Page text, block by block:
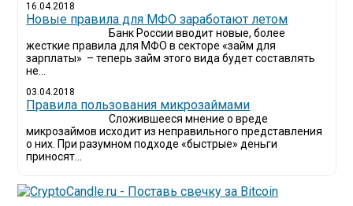
16.04.2018
Новые правила для МФО заработают летом
Банк России вводит новые, более
жесткие правила для МФО в секторе «займ для
зарплаты» – теперь займ этого вида будет составлять
не...
03.04.2018
​Правила пользования микрозаймами
Сложившееся мнение о вреде
микрозаймов исходит из неправильного представления
о них. При разумном подходе «быстрые» деньги
приносят...